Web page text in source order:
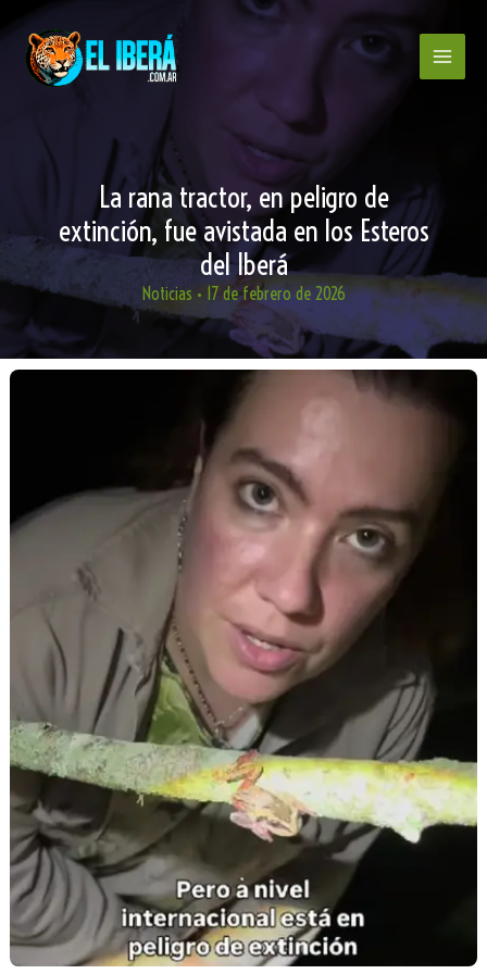
contenido
La rana tractor, en peligro de
extinción, fue avistada en los Esteros
del Iberá
Noticias • 17 de febrero de 2026